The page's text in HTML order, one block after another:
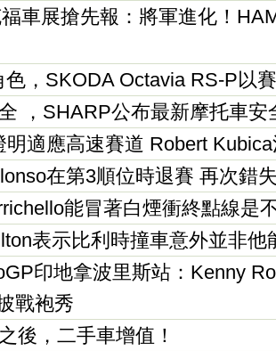
車展搶先報：將軍進化！
色，SKODA Octavia RS-P以
，SHARP公布最新摩托車安
明適應高速賽道 Robert
在第3順位時退賽 再次錯
能冒著白煙衝終點線是
表示比利時撞車意外並非他
印地拿波里斯站：Kenny
戰袍秀
後，二手車增值！